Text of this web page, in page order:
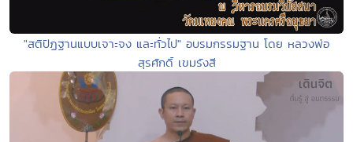
"สติปัฏฐานแบบเจาะจง และทั่วไป" อบรมกรรมฐาน โดย หลวงพ่อ
สุรศักดิ์ เขมรังสี